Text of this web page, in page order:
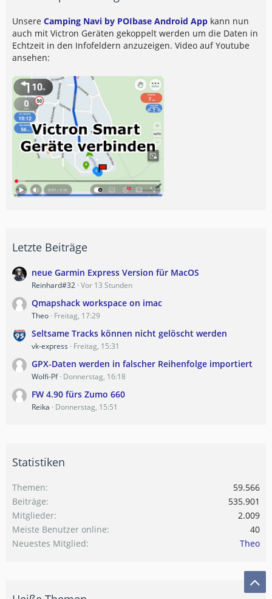
Unsere Camping Navi by POIbase Android App kann nun
auch mit Victron Geräten gekoppelt werden um die Daten in
Echtzeit in den Infofeldern anzuzeigen. Video auf Youtube
ansehen:
Letzte Beiträge
neue Garmin Express Version für MacOS
Reinhard#32 Vor 13 Stunden
Qmapshack workspace on imac
Theo Freitag, 17:29
Seltsame Tracks können nicht gelöscht werden
vk-express Freitag, 15:31
GPX-Daten werden in falscher Reihenfolge importiert
Wolfi-Pf Donnerstag, 16:18
FW 4.90 fürs Zumo 660
Reika Donnerstag, 15:51
Statistiken
Themen
59.566
Beiträge
535.901
Mitglieder
2.009
Meiste Benutzer online
40
Neuestes Mitglied
Theo